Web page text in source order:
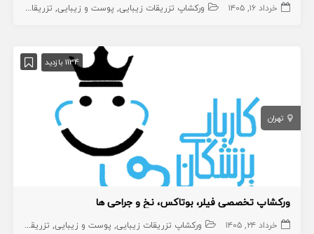
خرداد ۱۶, ۱۴۰۵ ورکشاپ تزریقات زیبایی پوست و زیبایی تزریقات زیبایی
1134 بازدید
تهران
ورکشاپ تخصصی فیلر، بوتاکس، نخ و جراحی ها
خرداد ۲۴, ۱۴۰۵ ورکشاپ تزریقات زیبایی پوست و زیبایی تزریقات زیبایی